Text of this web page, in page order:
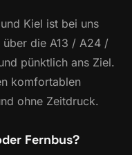
Kiel ist bei uns
über die A13 / A24 /
pünktlich ans Ziel.
komfortablen
ohne Zeitdruck.
Fernbus?